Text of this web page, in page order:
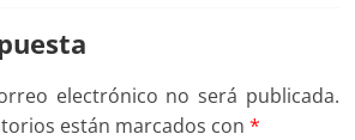
electrónico no será publicada.
están marcados con*